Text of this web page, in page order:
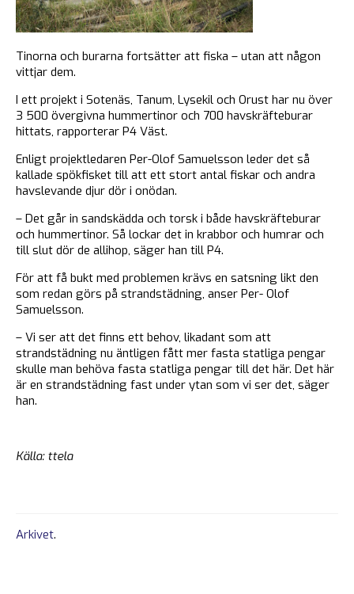
Tinorna och burarna fortsätter att fiska – utan att någon
vittjar dem.
I ett projekt i Sotenäs, Tanum, Lysekil och Orust har nu över
3 500 övergivna hummertinor och 700 havskräfteburar
hittats, rapporterar P4 Väst.
Enligt projektledaren Per-Olof Samuelsson leder det så
kallade spökfisket till att ett stort antal fiskar och andra
havslevande djur dör i onödan.
– Det går in sandskädda och torsk i både havskräfteburar
och hummertinor. Så lockar det in krabbor och humrar och
till slut dör de allihop, säger han till P4.
För att få bukt med problemen krävs en satsning likt den
som redan görs på strandstädning, anser Per- Olof
Samuelsson.
– Vi ser att det finns ett behov, likadant som att
strandstädning nu äntligen fått mer fasta statliga pengar
skulle man behöva fasta statliga pengar till det här. Det här
är en strandstädning fast under ytan som vi ser det, säger
han.
Källa: ttela
Arkivet.